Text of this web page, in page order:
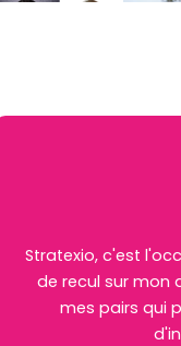
Stratexio, c'est
de recul sur mon
mes pairs qui